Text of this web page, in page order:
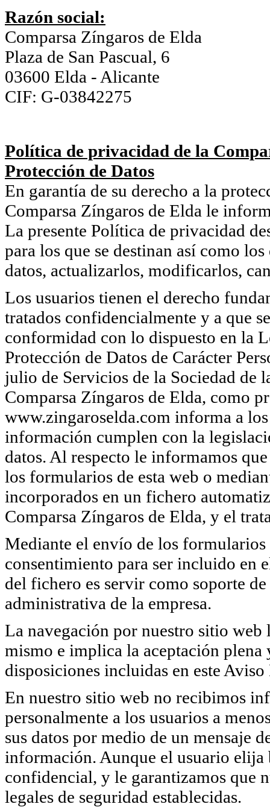
Razón social:
Comparsa Zíngaros de Elda
Plaza de San Pascual, 6
03600 Elda - Alicante
CIF: G-03842275
Política de privacidad de la
Protección de Datos
En garantía de su derecho a la
Comparsa Zíngaros de Elda le
La presente Política de privacidad
para los que se destinan así como
datos, actualizarlos, modificarlos,
Los usuarios tienen el derecho
tratados confidencialmente y a que
conformidad con lo dispuesto en la
Protección de Datos de Carácter
julio de Servicios de la Sociedad
Comparsa Zíngaros de Elda, como
www.zingaroselda.com informa a
información cumplen con la
datos. Al respecto le informamos
los formularios de esta web o
incorporados en un fichero
Comparsa Zíngaros de Elda, y el
Mediante el envío de los formularios
consentimiento para ser incluido en
del fichero es servir como soporte
administrativa de la empresa.
La navegación por nuestro sitio
mismo e implica la aceptación plena
disposiciones incluidas en este
En nuestro sitio web no recibimos
personalmente a los usuarios a
sus datos por medio de un mensaje
información. Aunque el usuario
confidencial, y le garantizamos que
legales de seguridad establecidas.